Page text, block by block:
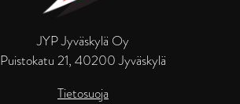
JYP Jyväskylä Oy
Puistokatu 21, 40200 Jyväskylä
Tietosuoja